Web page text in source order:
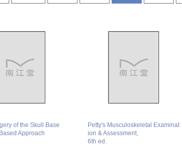
of the Skull Base
Approach
Petty's Musculoskeletal Examinat
ion & Assessment,
6th ed.